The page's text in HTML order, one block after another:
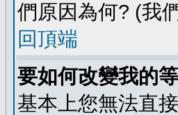
們原因為何? (我
回頂端
要如何改變我的
基本上您無法直